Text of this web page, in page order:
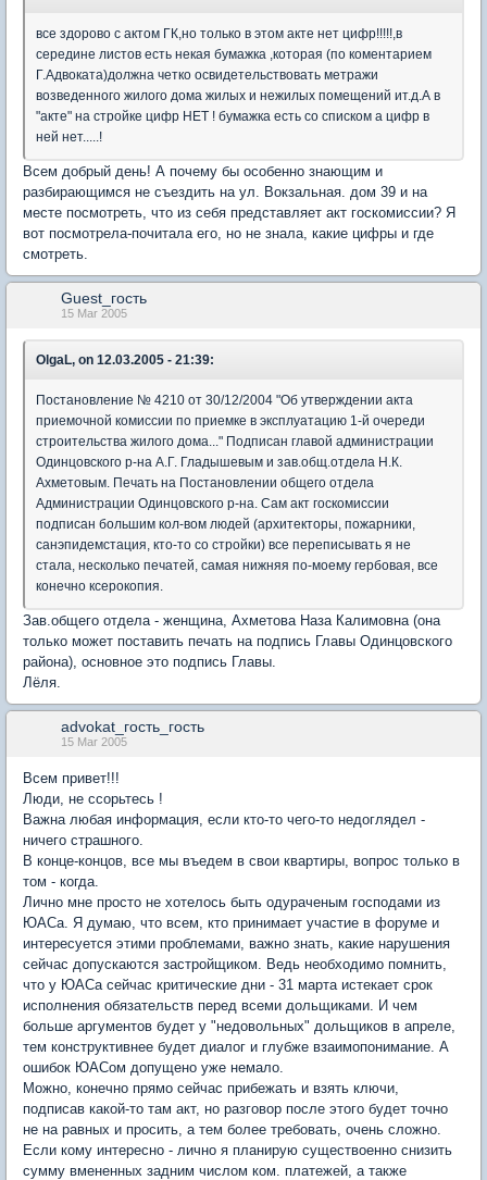
все здорово с актом ГК,но только в этом акте нет цифр!!!!!,в
середине листов есть некая бумажка ,которая (по коментарием
Г.Адвоката)должна четко освидетельствовать метражи
возведенного жилого дома жилых и нежилых помещений ит.д.А в
"акте" на стройке цифр НЕТ ! бумажка есть со списком а цифр в
ней нет.....!
Всем добрый день! А почему бы особенно знающим и
разбирающимся не съездить на ул. Вокзальная. дом 39 и на
месте посмотреть, что из себя представляет акт госкомиссии? Я
вот посмотрела-почитала его, но не знала, какие цифры и где
смотреть.
Guest_гость
15 Mar 2005
OlgaL, on 12.03.2005 - 21:39:
Постановление № 4210 от 30/12/2004 "Об утверждении акта
приемочной комиссии по приемке в эксплуатацию 1-й очереди
строительства жилого дома..." Подписан главой администрации
Одинцовского р-на А.Г. Гладышевым и зав.общ.отдела Н.К.
Ахметовым. Печать на Постановлении общего отдела
Администрации Одинцовского р-на. Сам акт госкомиссии
подписан большим кол-вом людей (архитекторы, пожарники,
санэпидемстация, кто-то со стройки) все переписывать я не
стала, несколько печатей, самая нижняя по-моему гербовая, все
конечно ксерокопия.
Зав.общего отдела - женщина, Ахметова Наза Калимовна (она
только может поставить печать на подпись Главы Одинцовского
района), основное это подпись Главы.
Лёля.
advokat_гость_гость
15 Mar 2005
Всем привет!!!
Люди, не ссорьтесь !
Важна любая информация, если кто-то чего-то недоглядел -
ничего страшного.
В конце-концов, все мы въедем в свои квартиры, вопрос только в
том - когда.
Лично мне просто не хотелось быть одураченым господами из
ЮАСа. Я думаю, что всем, кто принимает участие в форуме и
интересуется этими проблемами, важно знать, какие нарушения
сейчас допускаются застройщиком. Ведь необходимо помнить,
что у ЮАСа сейчас критические дни - 31 марта истекает срок
исполнения обязательств перед всеми дольщиками. И чем
больше аргументов будет у "недовольных" дольщиков в апреле,
тем конструктивнее будет диалог и глубже взаимопонимание. А
ошибок ЮАСом допущено уже немало.
Можно, конечно прямо сейчас прибежать и взять ключи,
подписав какой-то там акт, но разговор после этого будет точно
не на равных и просить, а тем более требовать, очень сложно.
Если кому интересно - лично я планирую существоенно снизить
сумму вмененных задним числом ком. платежей, а также